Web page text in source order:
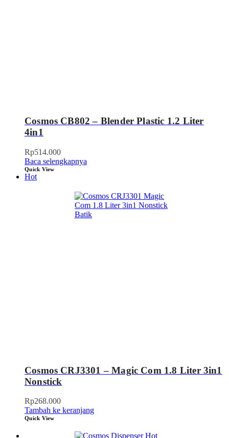
Cosmos CB802 – Blender Plastic 1.2 Liter
4in1
Rp514.000
Baca selengkapnya
Quick View
Hot
Cosmos CRJ3301 – Magic Com 1.8 Liter 3in1
Nonstick
Rp268.000
Tambah ke keranjang
Quick View